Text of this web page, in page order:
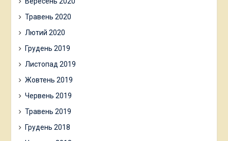
Травень 2020
Лютий 2020
Грудень 2019
Листопад 2019
Жовтень 2019
Червень 2019
Травень 2019
Грудень 2018